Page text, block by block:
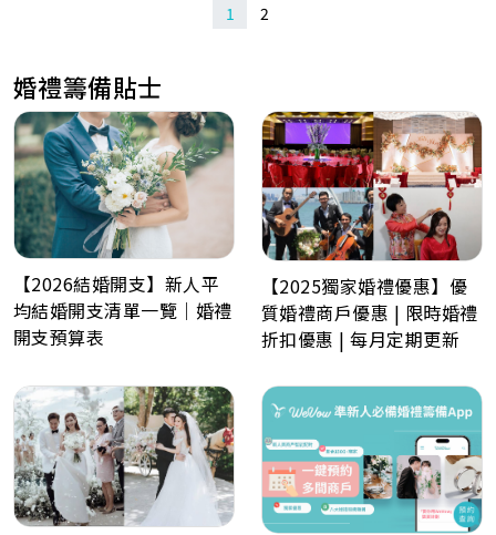
1 2
婚禮籌備貼士
【2026結婚開支】新人平
均結婚開支清單一覽｜婚禮
開支預算表
【2025獨家婚禮優惠】優
質婚禮商戶優惠 | 限時婚禮
折扣優惠 | 每月定期更新